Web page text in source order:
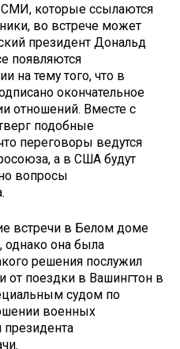
которые ссылаются
во встрече может
президент Дональд
появляются
на тему того, что в
окончательное
отношений. Вместе с
подобные
переговоры ведутся
а в США будут
вопросы
встречи в Белом доме
однако она была
решения послужил
от поездки в Вашингтон в
судом по
военных
президента